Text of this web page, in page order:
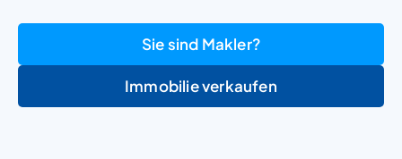
Sie sind Makler?
Immobilie verkaufen